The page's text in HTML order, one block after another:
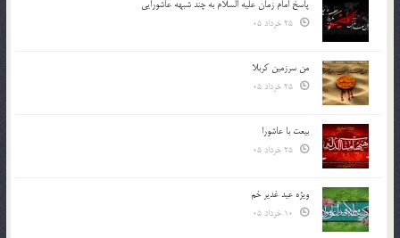
پاسخ امام زمان علیه السلام به چند شبهه عاشورایی
من سرزمین کربلا
بیعت با عاشورا
ویژه عید غدیر خم